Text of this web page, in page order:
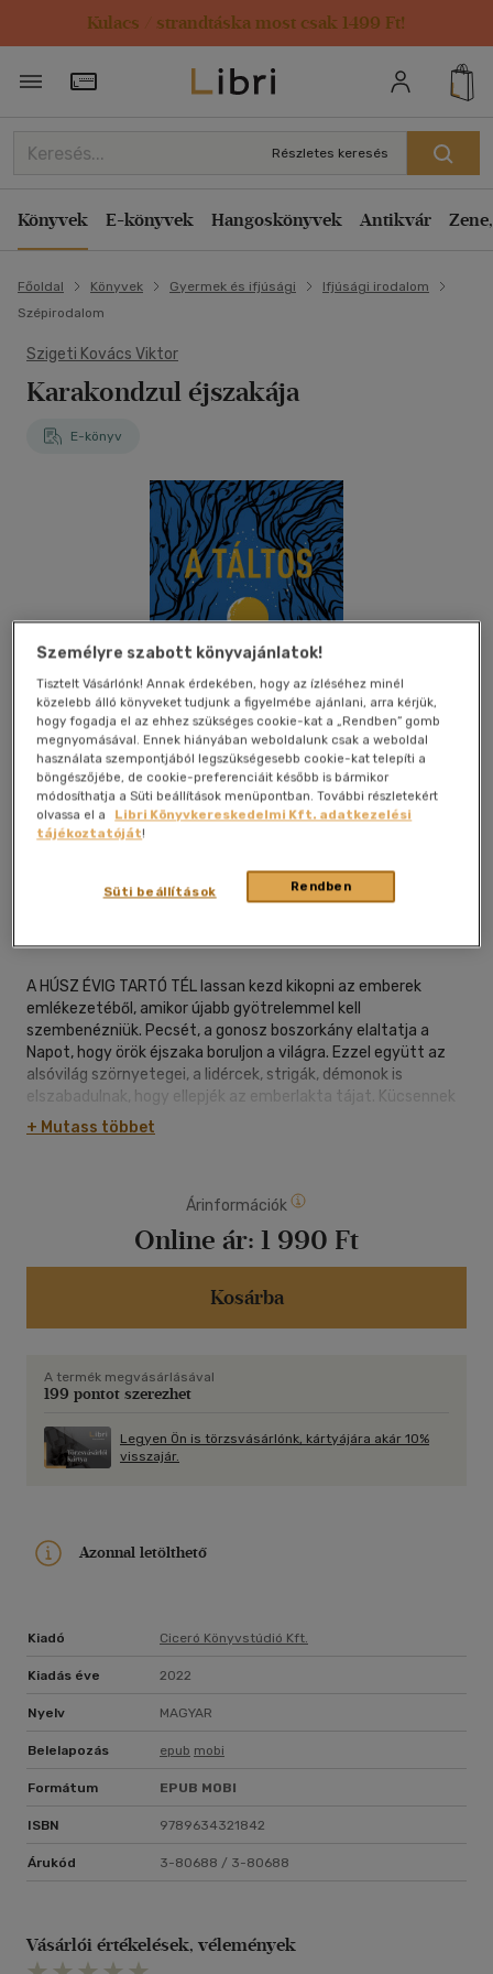
Kulacs / strandtáska most csak 1499 Ft!
Törzsvásárlói Kártya adatai
Részletes keresés
Könyvek E-könyvek Hangoskönyvek Antikvár
Főoldal Könyvek Gyermek és ifjúsági
Ifjúsági irodalom
Szépirodalom
Szigeti Kovács Viktor
Karakondzul éjszakája
E-könyv
A HÚSZ ÉVIG TARTÓ TÉL lassan kezd kikopni az emberek
emlékezetéből, amikor újabb gyötrelemmel kell
szembenézniük. Pecsét, a gonosz boszorkány elaltatja a
Napot, hogy örök éjszaka boruljon a világra. Ezzel együtt az
alsóvilág szörnyetegei, a lidércek, strigák, démonok is
elszabadulnak, hogy ellepjék az emberlakta tájat. Kücsennek
le kell jutnia az alsóvilágba, hogy nehéz küzdelmek árán
kiszabadítsa elrabolt szerelmét, Tündérszép Ilonát. Utána
ismét a normális medrében folyjon tovább. Kérdés, hogy a
táltos ezúttal is tud-e győzedelmeskedni, hiszen Karakondzul
éjszakája nem csupán sötétség, de egy új világrend kezdete
is, melyben a jó számára nincsen hely.
+ Mutass többet
Árinformációk
Online ár: 1 990 Ft
Kosárba
A termék megvásárlásával
199 pontot szerezhet
Legyen Ön is törzsvásárlónk, kártyájára akár 10%
visszajár.
Azonnal letölthető
Kiadó Ciceró Könyvstúdió Kft.
Kiadás éve 2022
Nyelv MAGYAR
Belelapozás epub mobi
Formátum EPUB MOBI
ISBN 9789634321842
Árukód 3-80688 / 3-80688
Vásárlói értékelések, vélemények
Személyre szabott könyvajánlatok!
Tisztelt Vásárlónk! Annak érdekében, hogy az ízléséhez minél
közelebb álló könyveket tudjunk a figyelmébe ajánlani, arra kérjük,
hogy fogadja el az ehhez szükséges cookie-kat a „Rendben” gomb
megnyomásával. Ennek hiányában weboldalunk csak a weboldal
használata szempontjából legszükségesebb cookie-kat telepíti a
böngészőjébe, de cookie-preferenciáit később is bármikor
módosíthatja a Süti beállítások menüpontban. További részletekért
olvassa el a
Libri Könyvkereskedelmi Kft. adatkezelési
tájékoztatóját!
Rendben
Süti beállítások